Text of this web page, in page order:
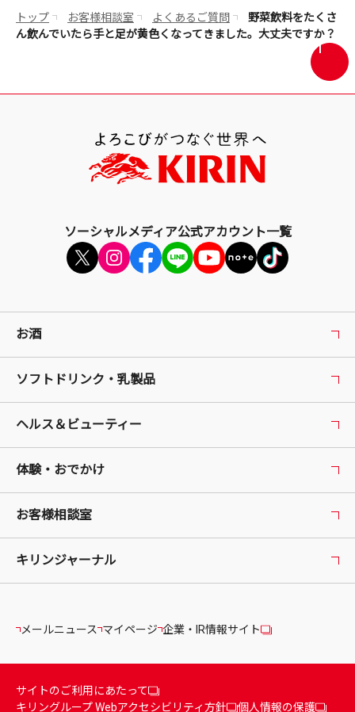
で
開
す
トップ お客様相談室 よくあるご質問
野菜飲料をたくさ
ん飲んでいたら手と足が黄色くなってきました。大丈夫ですか？
画
面
ソーシャルメディア公式アカウント一覧
お酒
ソフトドリンク・乳製品
ヘルス＆ビューティー
体験・おでかけ
お客様相談室
キリンジャーナル
メールニュース マイページ 企業・IR情報サイト
サイトのご利用にあたって
キリングループ Webアクセシビリティ方針
個人情報の保護